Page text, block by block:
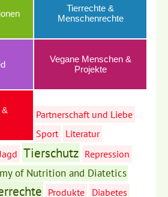
Tierrechte &
Menschenrechte
Vegane Menschen &
Projekte
Partnerschaft und Liebe
Sport
Literatur
Jagd Tierschutz Repression
of Nutrition and Diatetics
Produkte
Diabetes